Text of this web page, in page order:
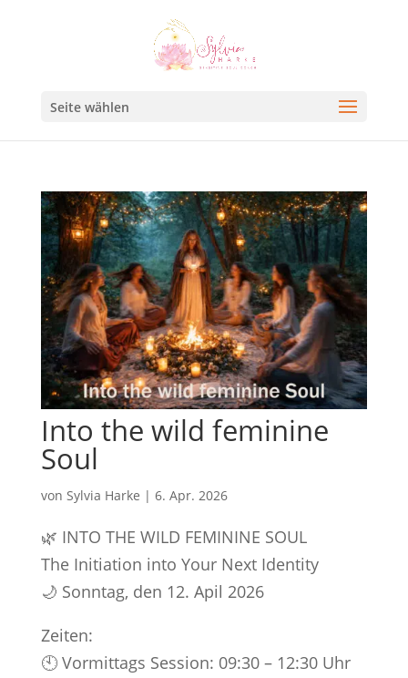
Seite wählen
Into the wild feminine
Soul
von Sylvia Harke | 6. Apr. 2026
🌿 INTO THE WILD FEMININE SOUL
The Initiation into Your Next Identity
🌙 Sonntag, den 12. Apil 2026
Zeiten:
🕙 Vormittags Session: 09:30 – 12:30 Uhr